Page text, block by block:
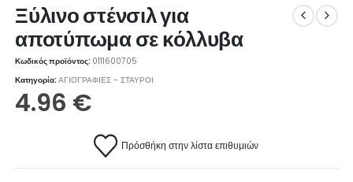
Ξύλινο στένσιλ για
αποτύπωμα σε κόλλυβα
Κωδικός προϊόντος: 0111600705
Κατηγορία:ΑΓΙΟΓΡΑΦΙΕΣ - ΣΤΑΥΡΟΙ
4.96 €
Πρόσθήκη στην λίστα επιθυμιών